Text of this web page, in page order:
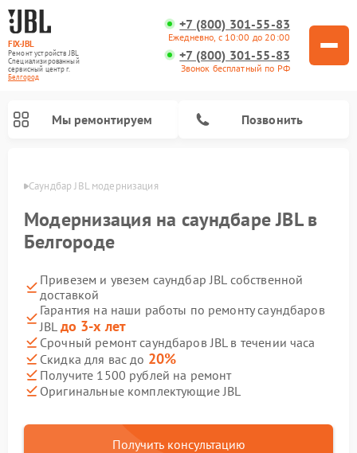
FIX-JBL
Ремонт устройств JBL
Специализированный
cервисный центр г.
Белгород
+7 (800) 301-55-83
Ежедневно, с 10:00 до 20:00
+7 (800) 301-55-83
Звонок бесплатный по РФ
Мы ремонтируем Позвонить
Саундбар JBL модернизация
Модернизация на саундбаре JBL в
Белгороде
Привезем и увезем саундбар JBL собственной
доставкой
Гарантия на наши работы по ремонту саундбаров
JBL до 3-х лет
Срочный ремонт саундбаров JBL в течении часа
Скидка для вас до 20%
Получите 1500 рублей на ремонт
Оригинальные комплектующие JBL
Получить консультацию